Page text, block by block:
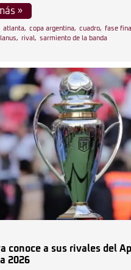
»
atlanta, copa argentina, cuadro, fase final
lanus, rival , sarmiento de la banda
conoce a sus rivales del
2026